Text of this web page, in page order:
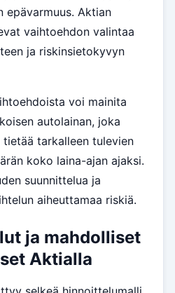
epävarmuus. Aktian
vaihtoehdon valintaa
ja riskinsietokyvyn
voi mainita
autolainan, joka
tarkalleen tulevien
koko laina-ajan ajaksi.
suunnittelua ja
aiheuttamaa riskiä.
ja mahdolliset
Aktialla